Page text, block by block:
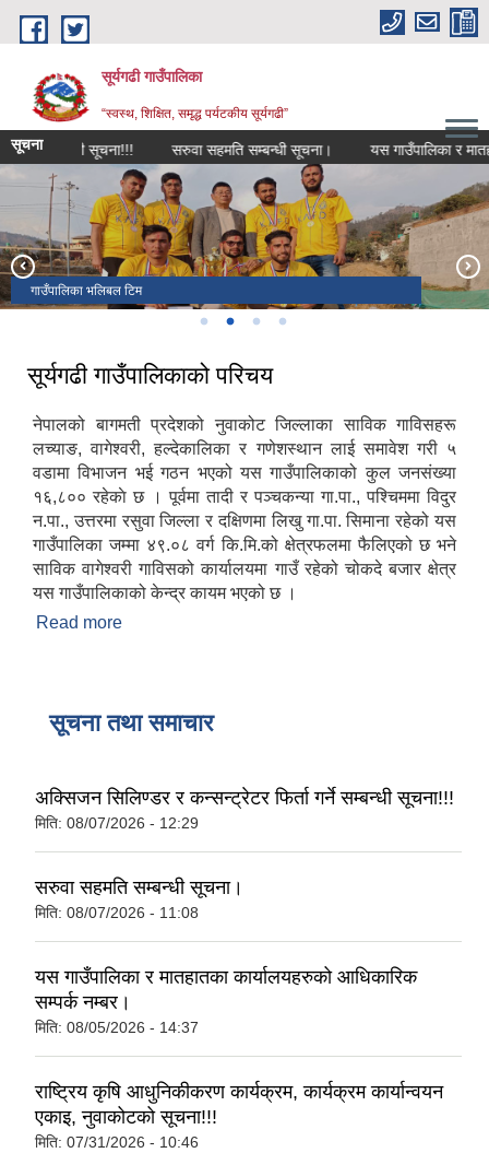
Skip to main content
सूर्यगढी गाउँपालिका
“स्वस्थ, शिक्षित, समृद्ध पर्यटकीय सूर्यगढी”
सूचना
सम्बन्धी सूचना!!! सरुवा सहमति सम्बन्धी सूचना। यस गाउँपालिका र
सूर्यगढी गाउँपालिका प्रशासकीय भवन
गाउँपालिका भलिबल टिम
पर्यटन सम्बन्धी कार्यक्रम
गाउँपालिका परिसर वरिपरि वृक्षारोपण कार्यक्रम
सूर्यगढी गाउँपालिकाको परिचय
नेपालको बागमती प्रदेशको नुवाकोट जिल्लाका साविक गाविसहरू
लच्याङ, वागेश्वरी, हल्देकालिका र गणेशस्थान लाई समावेश गरी ५
वडामा विभाजन भई गठन भएको यस गाउँपालिकाको कुल जनसंख्या
१६,८०० रहेकाे छ । पूर्वमा तादी र पञ्चकन्या गा.पा., पश्चिममा विदुर
न.पा., उत्तरमा रसुवा जिल्ला र दक्षिणमा लिखु गा.पा. सिमाना रहेको यस
गाउँपालिका जम्मा ४९.०८ वर्ग कि.मि.को क्षेत्रफलमा फैलिएको छ भने
साविक वागेश्वरी गाविसको कार्यालयमा गाउँ रहेको चोकदे बजार क्षेत्र
यस गाउँपालिकाको केन्द्र कायम भएको छ ।
Read more
सूचना तथा समाचार
अक्सिजन सिलिण्डर र कन्सन्ट्रेटर फिर्ता गर्ने सम्बन्धी सूचना!!!
मिति: 08/07/2026 - 12:29
सरुवा सहमति सम्बन्धी सूचना।
मिति: 08/07/2026 - 11:08
यस गाउँपालिका र मातहातका कार्यालयहरुको आधिकारिक
सम्पर्क नम्बर।
मिति: 08/05/2026 - 14:37
राष्ट्रिय कृषि आधुनिकीकरण कार्यक्रम, कार्यक्रम कार्यान्वयन
एकाइ, नुवाकोटको सूचना!!!
मिति: 07/31/2026 - 10:46